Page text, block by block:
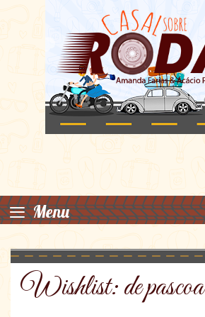
≡ Menu
Wishlist: de pascoa